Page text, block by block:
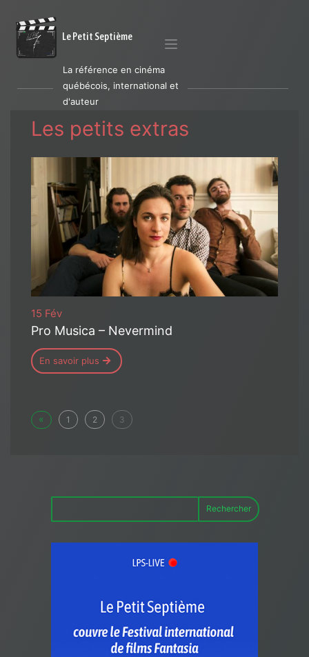
Le Petit Septième
La référence en cinéma
québécois, international et
d'auteur
Les petits extras
15 Fév
Pro Musica – Nevermind
En savoir plus
« 1 2 3
Rechercher